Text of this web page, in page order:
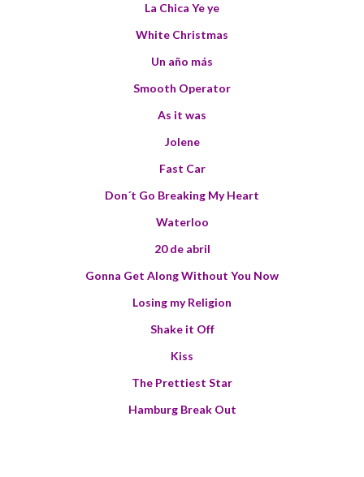
La Chica Ye ye
White Christmas
Un año más
Smooth Operator
As it was
Jolene
Fast Car
Don´t Go Breaking My Heart
Waterloo
20 de abril
Gonna Get Along Without You Now
Losing my Religion
Shake it Off
Kiss
The Prettiest Star
Hamburg Break Out